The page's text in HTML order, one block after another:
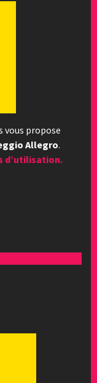
vous propose
Allegro.
d’utilisation.